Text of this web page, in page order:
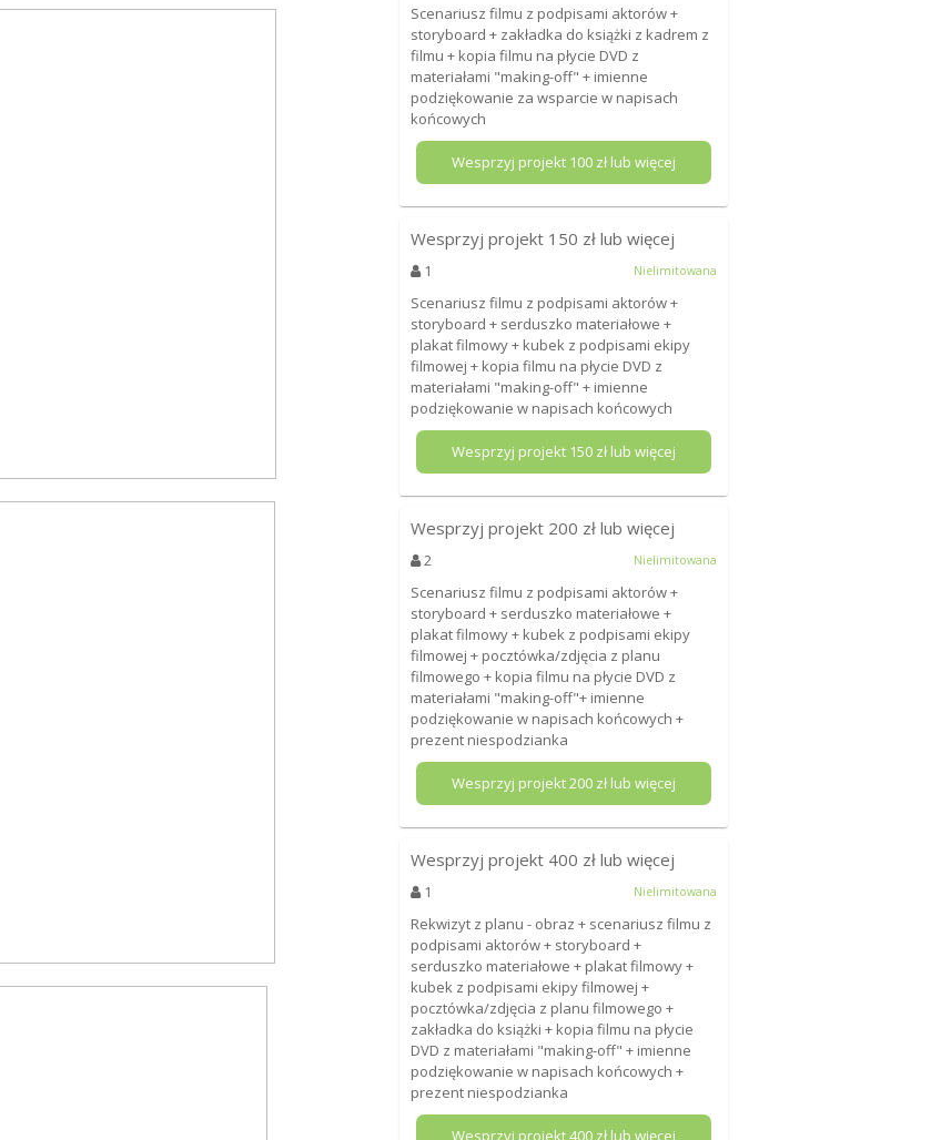
Scenariusz filmu z podpisami aktorów +
storyboard + zakładka do książki z kadrem z
filmu + kopia filmu na płycie DVD z
materiałami "making-off" + imienne
podziękowanie za wsparcie w napisach
końcowych
Wesprzyj projekt 100zł lub więcej
Wesprzyj projekt 150 zł lub więcej
1 Nielimitowana
Scenariusz filmu z podpisami aktorów +
storyboard + serduszko materiałowe +
plakat filmowy + kubek z podpisami ekipy
filmowej + kopia filmu na płycie DVD z
materiałami "making-off" + imienne
podziękowanie w napisach końcowych
Wesprzyj projekt 150zł lub więcej
Wesprzyj projekt 200 zł lub więcej
2 Nielimitowana
Scenariusz filmu z podpisami aktorów +
storyboard + serduszko materiałowe +
plakat filmowy + kubek z podpisami ekipy
filmowej + pocztówka/zdjęcia z planu
filmowego + kopia filmu na płycie DVD z
materiałami "making-off"+ imienne
podziękowanie w napisach końcowych +
prezent niespodzianka
Wesprzyj projekt200zł lub więcej
Wesprzyj projekt 400 zł lub więcej
1 Nielimitowana
Rekwizyt z planu - obraz + scenariusz filmu z
podpisami aktorów + storyboard +
serduszko materiałowe + plakat filmowy +
kubek z podpisami ekipy filmowej +
pocztówka/zdjęcia z planu filmowego +
zakładka do książki + kopia filmu na płycie
DVD z materiałami "making-off" + imienne
podziękowanie w napisach końcowych +
prezent niespodzianka
Wesprzyj projekt400zł lub więcej